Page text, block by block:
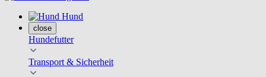
Hund
close
Hundefutter
Transport & Sicherheit